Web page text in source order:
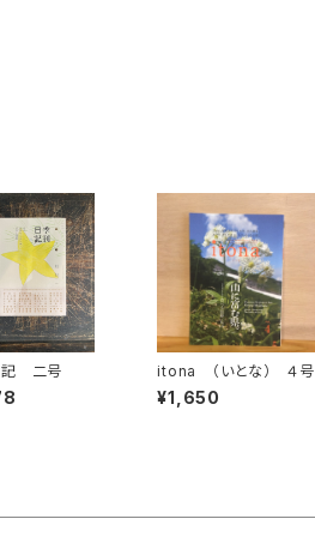
記 二号 itona （いとな） ４号
¥1,650